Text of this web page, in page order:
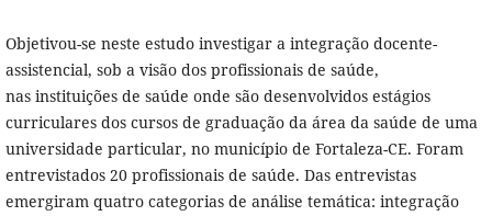
Objetivou-se neste estudo investigar a integração docente-
assistencial, sob a visão dos profissionais de saúde,
nas instituições de saúde onde são desenvolvidos estágios
curriculares dos cursos de graduação da área da saúde de uma
universidade particular, no município de Fortaleza-CE. Foram
entrevistados 20 profissionais de saúde. Das entrevistas
emergiram quatro categorias de análise temática: integração